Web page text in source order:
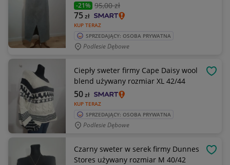
-21% 95,00 zł
KUP TERAZ
75zł
SPRZEDAJĄCY: OSOBA PRYWATNA
Podlesie Dębowe
Ciepły sweter firmy Cape Daisy wool
blend używany rozmiar XL 42/44
KUP TERAZ
50zł
SPRZEDAJĄCY: OSOBA PRYWATNA
Podlesie Dębowe
Czarny sweter w serek firmy Dunnes
Stores używany rozmiar M 40/42